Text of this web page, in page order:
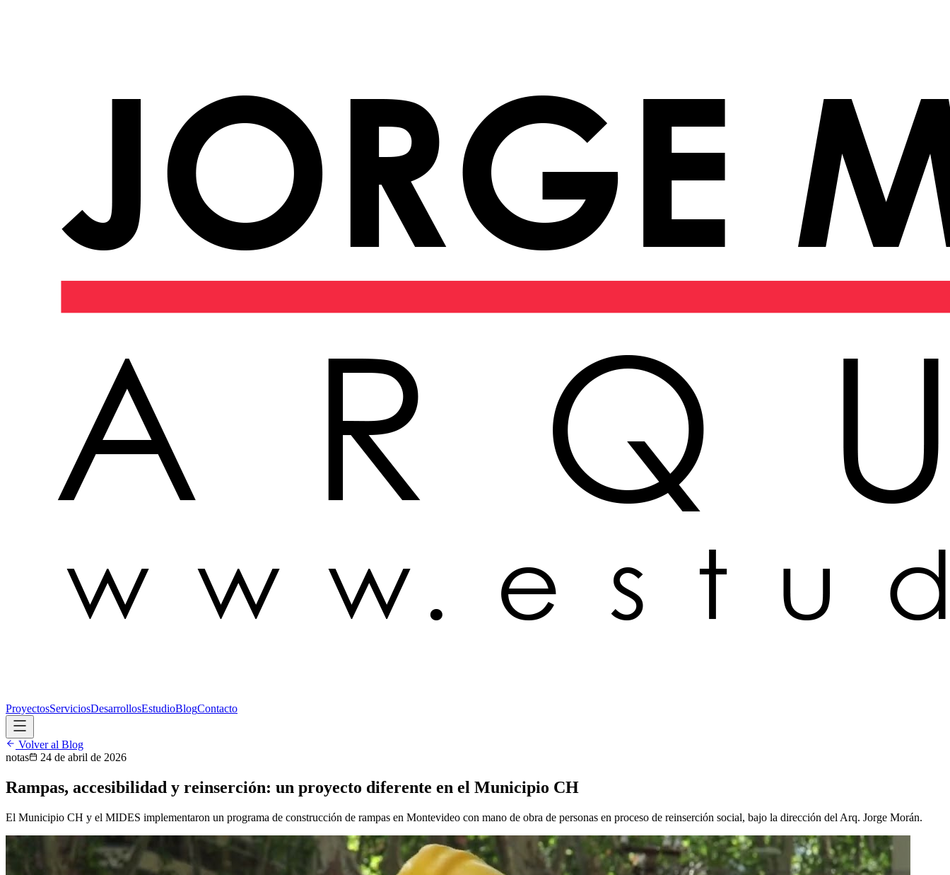
ProyectosServiciosDesarrollosEstudioBlogContacto
Volver al Blog
notas
24 de abril de 2026
Rampas, accesibilidad y reinserción: un proyecto diferente en el Municipio CH
El Municipio CH y el MIDES implementaron un programa de construcción de rampas en Montevideo con mano de obra de personas en proceso de reinserción social, bajo la dirección del Arq. Jorge Morán.